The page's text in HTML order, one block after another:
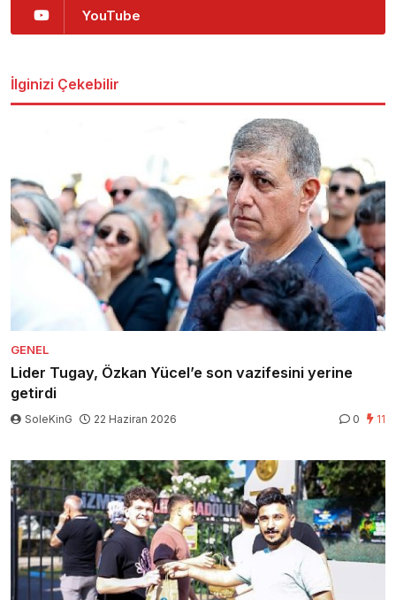
YouTube
İlginizi Çekebilir
GENEL
Lider Tugay, Özkan Yücel’e son vazifesini yerine
getirdi
SoleKinG 22 Haziran 2026 0 11